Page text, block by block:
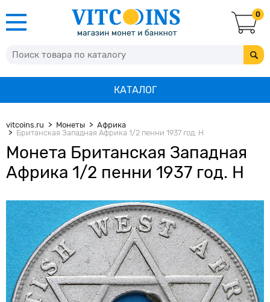
0
КАТАЛОГ
vitcoins.ru Монеты
Африка
Британская Западная Африка 1/2 пенни 1937 год. Н
Монета Британская Западная
Африка 1/2 пенни 1937 год. Н